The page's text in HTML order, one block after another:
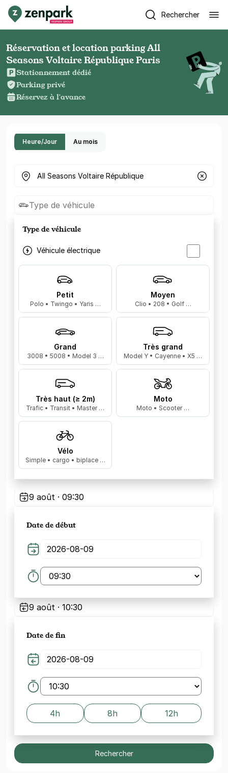
Rechercher
Réservation et location parking All
Seasons Voltaire République Paris
Stationnement dédié
Parking privé
Réservez à l'avance
Heure/Jour Au mois
Où cherchez-vous un parking ?
Type de véhicule
Type de véhicule
Véhicule électrique
Petit
Polo • Twingo • Yaris …
Moyen
Clio • 208 • Golf …
Grand
3008 • 5008 • Model 3 …
Très grand
Model Y • Cayenne • X5 …
Très haut (≥ 2m)
Trafic • Transit • Master …
Moto
Moto • Scooter …
Vélo
Simple • cargo • biplace …
9 août · 09:30
Date de début
9 août · 10:30
Date de fin
4h 8h 12h
Rechercher